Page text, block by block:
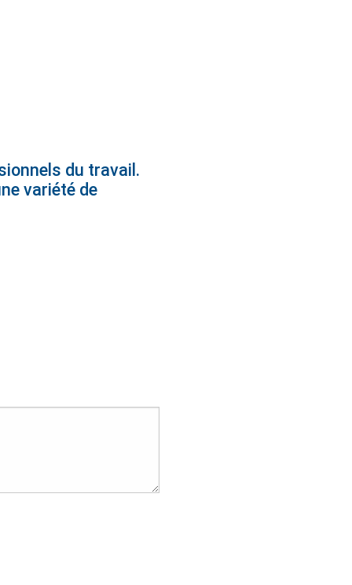
du travail.
variété de